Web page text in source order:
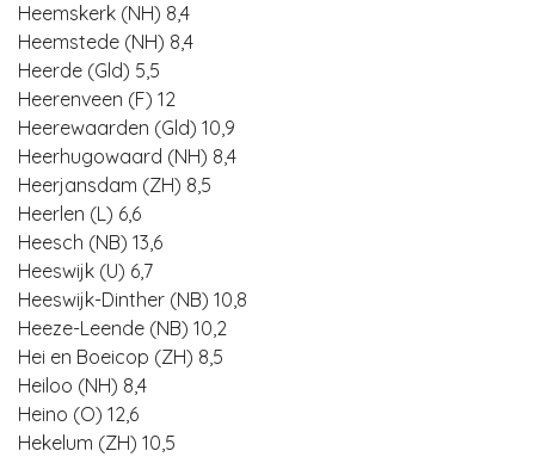
Heemskerk (NH) 8,4
Heemstede (NH) 8,4
Heerde (Gld) 5,5
Heerenveen (F) 12
Heerewaarden (Gld) 10,9
Heerhugowaard (NH) 8,4
Heerjansdam (ZH) 8,5
Heerlen (L) 6,6
Heesch (NB) 13,6
Heeswijk (U) 6,7
Heeswijk-Dinther (NB) 10,8
Heeze-Leende (NB) 10,2
Hei en Boeicop (ZH) 8,5
Heiloo (NH) 8,4
Heino (O) 12,6
Hekelum (ZH) 10,5